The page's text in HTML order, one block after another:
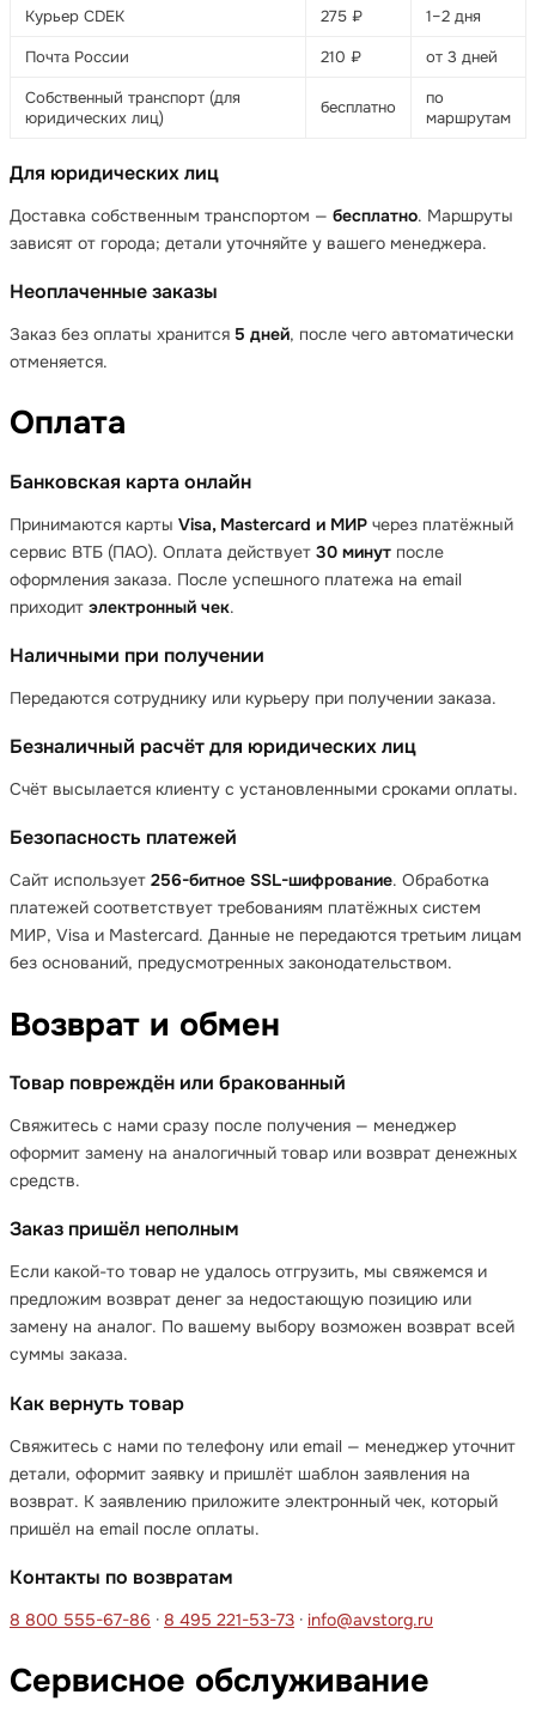
Курьер CDEK
275 ₽
1–2 дня
Почта России
210 ₽
от 3 дней
Собственный транспорт (для
юридических лиц)
бесплатно
по
маршрутам
Для юридических лиц
Доставка собственным транспортом — бесплатно. Маршруты
зависят от города; детали уточняйте у вашего менеджера.
Неоплаченные заказы
Заказ без оплаты хранится 5 дней, после чего автоматически
отменяется.
Оплата
Банковская карта онлайн
Принимаются карты Visa, Mastercard и МИР через платёжный
сервис ВТБ (ПАО). Оплата действует 30 минут после
оформления заказа. После успешного платежа на email
приходит электронный чек.
Наличными при получении
Передаются сотруднику или курьеру при получении заказа.
Безналичный расчёт для юридических лиц
Счёт высылается клиенту с установленными сроками оплаты.
Безопасность платежей
Сайт использует 256-битное SSL-шифрование. Обработка
платежей соответствует требованиям платёжных систем
МИР, Visa и Mastercard. Данные не передаются третьим лицам
без оснований, предусмотренных законодательством.
Возврат и обмен
Товар повреждён или бракованный
Свяжитесь с нами сразу после получения — менеджер
оформит замену на аналогичный товар или возврат денежных
средств.
Заказ пришёл неполным
Если какой-то товар не удалось отгрузить, мы свяжемся и
предложим возврат денег за недостающую позицию или
замену на аналог. По вашему выбору возможен возврат всей
суммы заказа.
Как вернуть товар
Свяжитесь с нами по телефону или email — менеджер уточнит
детали, оформит заявку и пришлёт шаблон заявления на
возврат. К заявлению приложите электронный чек, который
пришёл на email после оплаты.
Контакты по возвратам
8 800 555-67-86 · 8 495 221-53-73 · info@avstorg.ru
Сервисное обслуживание